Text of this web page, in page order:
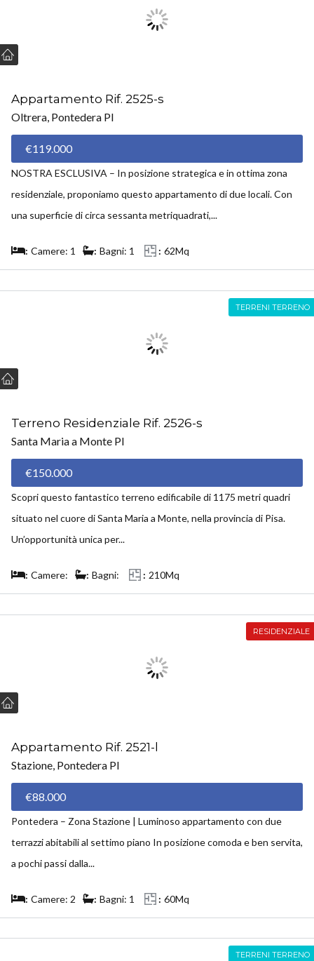
Appartamento Rif. 2525-s
Oltrera, Pontedera PI
€119.000
NOSTRA ESCLUSIVA – In posizione strategica e in ottima zona
residenziale, proponiamo questo appartamento di due locali. Con
una superficie di circa sessanta metriquadrati,...
Camere: 1 Bagni: 1 62Mq
TERRENI TERRENO
Terreno Residenziale Rif. 2526-s
Santa Maria a Monte PI
€150.000
Scopri questo fantastico terreno edificabile di 1175 metri quadri
situato nel cuore di Santa Maria a Monte, nella provincia di Pisa.
Un’opportunità unica per...
Camere: Bagni: 210Mq
RESIDENZIALE
Appartamento Rif. 2521-l
Stazione, Pontedera PI
€88.000
Pontedera – Zona Stazione | Luminoso appartamento con due
terrazzi abitabili al settimo piano In posizione comoda e ben servita,
a pochi passi dalla...
Camere: 2 Bagni: 1 60Mq
TERRENI TERRENO